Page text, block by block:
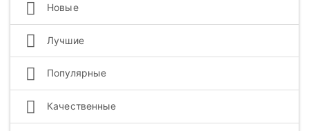
Новые
Лучшие
Популярные
Качественные